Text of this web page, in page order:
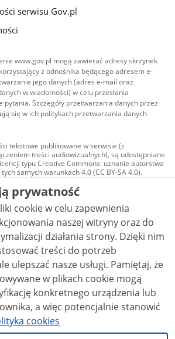
serwisu Gov.pl
www.gov.pl mogą zawierać adresy skrzynek
z odnośnika będącego adresem e-
jego danych (adres e-mail oraz
w wiadomości) w celu przesłania
pytania. Szczegóły przetwarzania danych przez
się w ich politykach przetwarzania danych
tekstowe publikowane w serwisie (z
treści audiowizualnych), są udostępniane
typu Creative Commons: uznanie autorstwa
tych samych warunkach 4.0 (CC BY-SA 4.0).
audiowizualne, w tym zdjęcia, materiały
i wideo, są udostępniane na licencji typu
Commons: uznanie autorstwa użycie
- bez utworów zależnych 4.0 (CC BY-
4.0), o ile nie jest to stwierdzone inaczej.
prywatność
cookie w celu zapewnienia
naszej witryny oraz do
działania strony. Dzięki nim
treści do potrzeb
nasze usługi. Pamiętaj, że
w plikach cookie mogą
konkretnego urządzenia lub
a więc potencjalnie stanowić
cookies